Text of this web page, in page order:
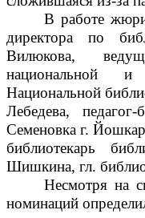
В работе жюри
директора по
Вилюкова,
национальной и
Национальной
Лебедева,
Семеновка г.
библиотекарь
Шишкина, гл.
Несмотря на
номинаций